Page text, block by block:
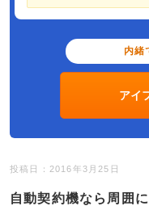
内緒
アイ
投稿日：2016年3月25日
自動契約機なら周囲